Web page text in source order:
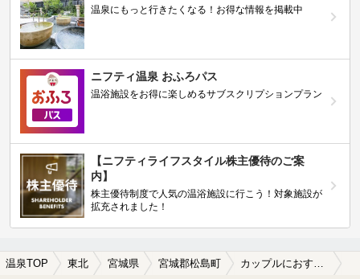
温泉にもっと行きたくなる！お得な情報を掲載中
ニフティ温泉 おふろパス
温浴施設をお得に楽しめるサブスクリプションプラン
【ニフティライフスタイル株主優待のご案
内】
株主優待制度で人気の温浴施設に行こう！対象施設が
拡充されました！
温泉TOP 東北 宮城県 宮城郡松島町 カップルにおすすめの宮城郡松島町の温泉、日帰り温泉、スーパー銭湯おすすめ